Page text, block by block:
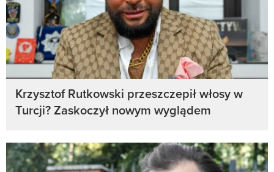
Krzysztof Rutkowski przeszczepił włosy w
Turcji? Zaskoczył nowym wyglądem